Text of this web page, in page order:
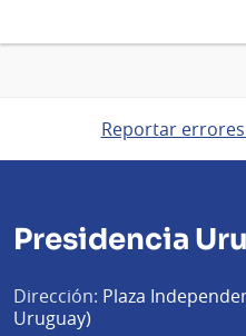
Reportar
Presidencia
Dirección: Plaza
Uruguay)